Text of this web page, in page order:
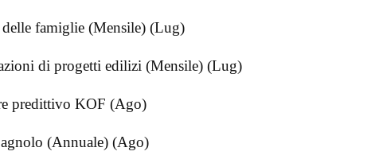
famiglie (Mensile) (Lug)
di progetti edilizi (Mensile) (Lug)
predittivo KOF (Ago)
(Annuale) (Ago)